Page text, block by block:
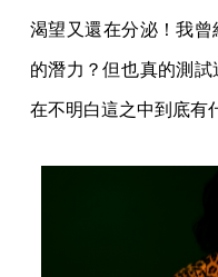
渴望又還在分泌！我
的潛力？但也真的測
在不明白這之中到底有